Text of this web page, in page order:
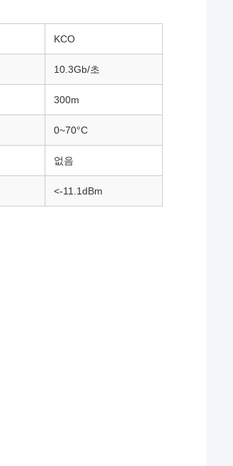
KCO
10.3Gb/초
300m
0~70°C
없음
<-11.1dBm